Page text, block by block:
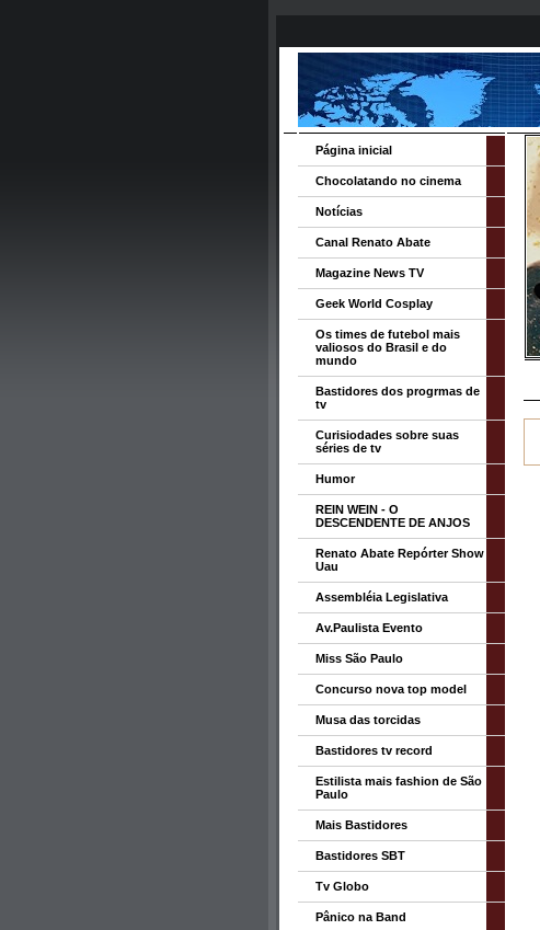
Página inicial
Chocolatando no cinema
Notícias
Canal Renato Abate
Magazine News TV
Geek World Cosplay
Os times de futebol mais
valiosos do Brasil e do
mundo
Bastidores dos progrmas de
tv
Curisiodades sobre suas
séries de tv
Humor
REIN WEIN - O
DESCENDENTE DE ANJOS
Renato Abate Repórter Show
Uau
Assembléia Legislativa
Av.Paulista Evento
Miss São Paulo
Concurso nova top model
Musa das torcidas
Bastidores tv record
Estilista mais fashion de São
Paulo
Mais Bastidores
Bastidores SBT
Tv Globo
Pânico na Band